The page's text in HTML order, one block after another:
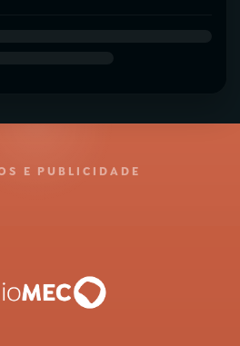
E PUBLICIDADE